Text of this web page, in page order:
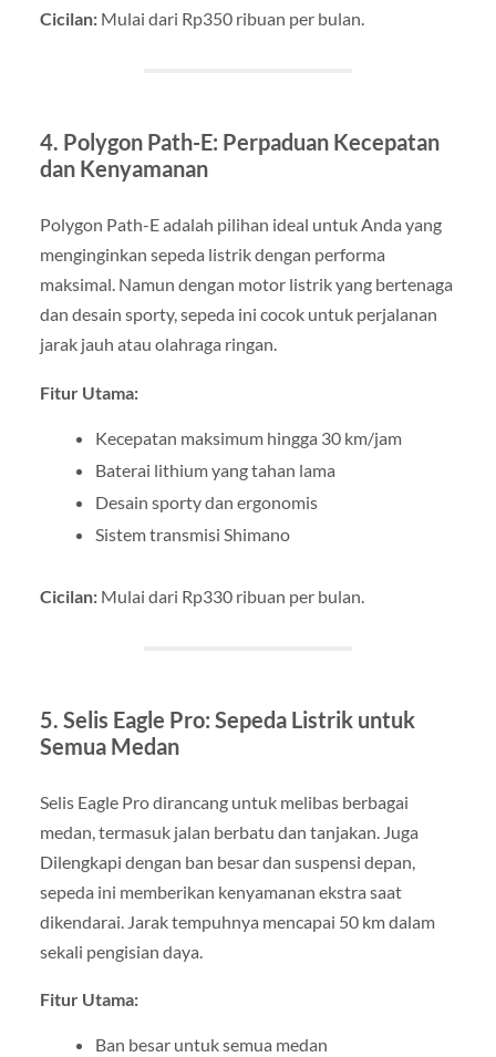
Cicilan:Mulai dari Rp350 ribuan per bulan.
4. Polygon Path-E: Perpaduan Kecepatan
dan Kenyamanan
Polygon Path-E adalah pilihan ideal untuk Anda yang
menginginkan sepeda listrik dengan performa
maksimal. Namun dengan motor listrik yang bertenaga
dan desain sporty, sepeda ini cocok untuk perjalanan
jarak jauh atau olahraga ringan.
Fitur Utama:
Kecepatan maksimum hingga 30 km/jam
Baterai lithium yang tahan lama
Desain sporty dan ergonomis
Sistem transmisi Shimano
Cicilan:Mulai dari Rp330 ribuan per bulan.
5. Selis Eagle Pro: Sepeda Listrik untuk
Semua Medan
Selis Eagle Pro dirancang untuk melibas berbagai
medan, termasuk jalan berbatu dan tanjakan. Juga
Dilengkapi dengan ban besar dan suspensi depan,
sepeda ini memberikan kenyamanan ekstra saat
dikendarai. Jarak tempuhnya mencapai 50 km dalam
sekali pengisian daya.
Fitur Utama:
Ban besar untuk semua medan